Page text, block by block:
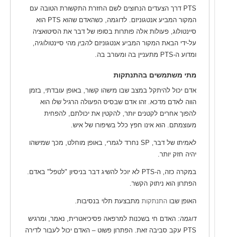
PTS דרך הצעדים הנחוצים לשם החזרת התקשורת הטובה עם
המקור המביע אנטגוניזם. לדוגמה, כשהאדם שהוא PTS הוא
סיינטולוג, פעולות אלה פותרות בסופו של דבר את הסיטואציה
על-ידי הבאת המקור המביע אנטגוניזם להבין מהי סיינטולוגיה,
ומדוע ה-PTS מתעניין בה ומעורב בה.
מתי משתמשים בהתנתקות
אדם יכול להיתקל במצב שבו מישהו קשור, באופן עובדתי, בזמן
הווה לאדם מדכא. זהו אדם שבסיס הפעולה הרגיל שלו הוא
להפוך אחרים לקטנים יותר, להקטין את יכולתם, להפחית
מעוצמתם. הוא אינו חפץ כלל בשיפורו של איש.
לאמיתו של דבר, SP נחרד לגמרי, באופן מוחלט, מכך שמישהו
יהיה חזק יותר.
במקרה כזה, ה-PTS לא יוכל להשיג דבר בניסיון "לטפל" באדם.
הפתרון הוא ניתוק הקשר.
האופן שבו התנתקות מתבצעת תלוי בנסיבות.
דוגמה: האדם חי בשכנות למרפאה פסיכיאטרית, נאמר, ומרגיש
PTS עקב סביבה זאת. הפתרון פשוט – האדם יכול לעבור לדירה